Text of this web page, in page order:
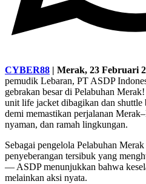
CYBER88 | Merak, 23 Februari
pemudik Lebaran, PT ASDP
gebrakan besar di Pelabuhan
unit life jacket dibagikan dan shuttle
demi memastikan perjalanan
nyaman, dan ramah lingkungan.
Sebagai pengelola Pelabuhan
penyeberangan tersibuk yang
— ASDP menunjukkan bahwa
melainkan aksi nyata.